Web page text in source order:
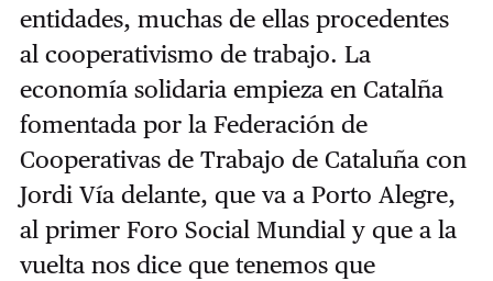
entidades, muchas de ellas procedentes
al cooperativismo de trabajo. La
economía solidaria empieza en Catalña
fomentada por la Federación de
Cooperativas de Trabajo de Cataluña con
Jordi Vía delante, que va a Porto Alegre,
al primer Foro Social Mundial y que a la
vuelta nos dice que tenemos que